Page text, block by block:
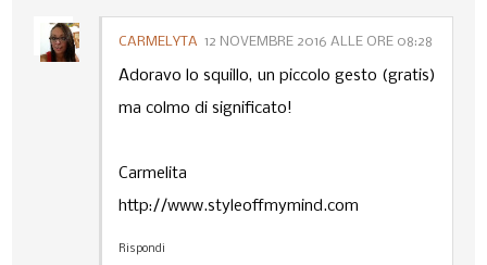
CARMELYTA 12 NOVEMBRE 2016 ALLE ORE 08:28
Adoravo lo squillo, un piccolo gesto (gratis)
ma colmo di significato!
Carmelita
http://www.styleoffmymind.com
Rispondi